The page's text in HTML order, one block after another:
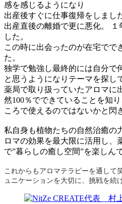
感を感じるようになり
出産後すぐに仕事復帰をしまし
出産直後の離婚で更に悪化。 １
した。
この時に出会ったのが在宅でで
た。
独学で勉強し最終的には自分で
と思うようになりテーマを探し
薬局で取り扱っていたアロマに
然100％でできていることを知
ころで使えるのではないかと閃
私自身も植物たちの自然治癒の
ロマの効果を最大限に活用し、
で”暮らしの癒し空間”を楽しん
これからもアロマテラピーを通して
ュニケーションを大切に、挑戦を続